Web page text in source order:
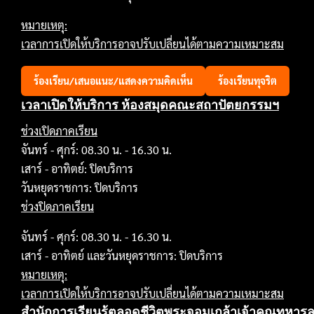
หมายเหตุ:
เวลาการเปิดให้บริการอาจปรับเปลี่ยนได้ตามความเหมาะสม
ร้องเรียน/เสนอแนะ/แสดงความคิดเห็น ร้องเรียนทุจริต
เวลาเปิดให้บริการ ห้องสมุดคณะสถาปัตยกรรมฯ
ช่วงเปิดภาคเรียน
จันทร์ - ศุกร์: 08.30 น. - 16.30 น.
เสาร์ - อาทิตย์: ปิดบริการ
วันหยุดราชการ: ปิดบริการ
ช่วงปิดภาคเรียน
จันทร์ - ศุกร์: 08.30 น. - 16.30 น.
เสาร์ - อาทิตย์ และวันหยุดราชการ: ปิดบริการ
หมายเหตุ:
เวลาการเปิดให้บริการอาจปรับเปลี่ยนได้ตามความเหมาะสม